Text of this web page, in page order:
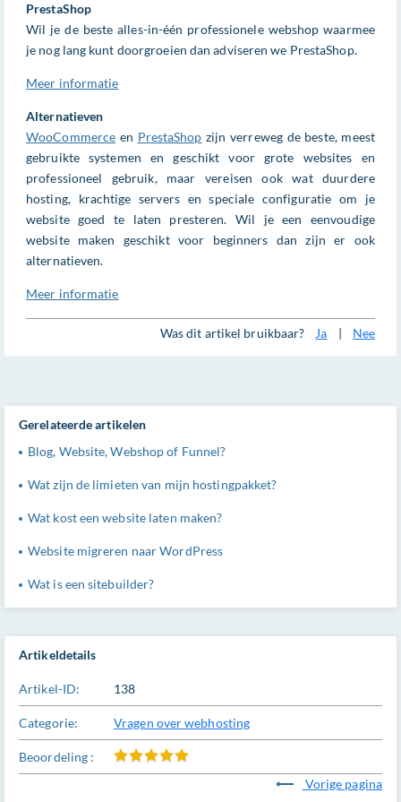
PrestaShop
Wil je de beste alles-in-één professionele webshop waarmee
je nog lang kunt doorgroeien dan adviseren we PrestaShop.
Meer informatie
Alternatieven
WooCommerce en PrestaShop zijn verreweg de beste, meest
gebruikte systemen en geschikt voor grote websites en
professioneel gebruik, maar vereisen ook wat duurdere
hosting, krachtige servers en speciale configuratie om je
website goed te laten presteren. Wil je een eenvoudige
website maken geschikt voor beginners dan zijn er ook
alternatieven.
Meer informatie
Was dit artikel bruikbaar? Ja | Nee
Artikeldetails
Artikel-ID: 138
Categorie: Vragen over webhosting
Beoordeling :
Vorige pagina
Gerelateerde artikelen
Blog, Website, Webshop of Funnel?
Wat zijn de limieten van mijn hostingpakket?
Wat kost een website laten maken?
Website migreren naar WordPress
Wat is een sitebuilder?